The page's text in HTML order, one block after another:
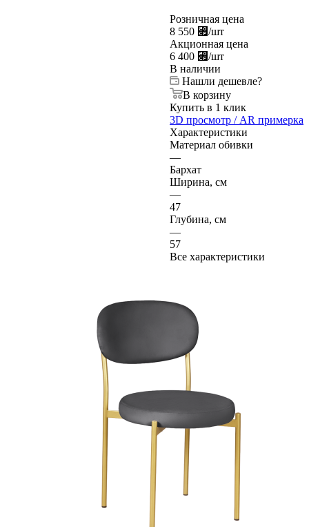
Розничная цена
8 550 ⃏/шт
Акционная цена
6 400 ⃏/шт
В наличии
Нашли дешевле?
В корзину
Купить в 1 клик
3D просмотр / AR примерка
Характеристики
Материал обивки
—
Бархат
Ширина, см
—
47
Глубина, см
—
57
Все характеристики